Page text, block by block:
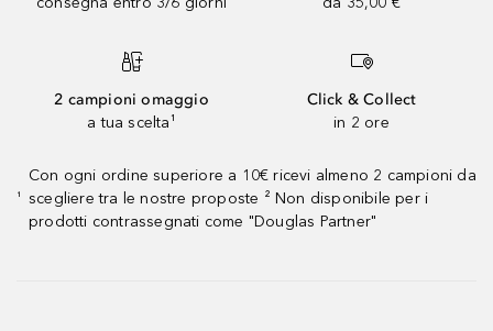
2 campioni omaggio
a tua scelta¹
Click & Collect
in 2 ore
¹
Con ogni ordine superiore a 10€ ricevi almeno 2 campioni da
scegliere tra le nostre proposte ² Non disponibile per i
prodotti contrassegnati come "Douglas Partner"